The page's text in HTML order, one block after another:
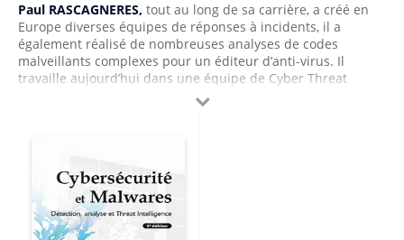
Paul RASCAGNERES, tout au long de sa carrière, a créé en
Europe diverses équipes de réponses à incidents, il a
également réalisé de nombreuses analyses de codes
malveillants complexes pour un éditeur d’anti-virus. Il
travaille aujourd’hui dans une équipe de Cyber Threat
Intelligence, au sein de laquelle il a pour mission l’analyse
de malwares lors d’incidents de sécurité ou lors de projets
publications. Conférencier à l'international (Europe, Asie,
Amérique) sur l'analyse de malwares, il partage dans ce livre
ses connaissances dans ce domaine de la sécurité.
